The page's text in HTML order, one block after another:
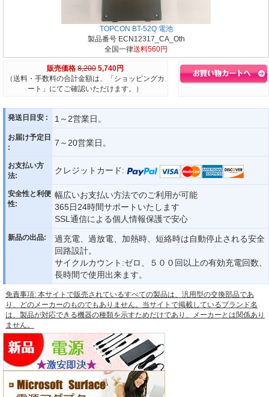
TOPCON BT-52Q 電池
製品番号 ECN12317_CA_Oth
全国一律送料560円
販売価格 8,200 5,740円
（送料・手数料の合計金額は、「ショッピングカ
ート」にてご確認いただけます。）
発送日目安 : 1～2営業日。
お届け予定日
:
7～20営業日。
お支払い方
法:
クレジットカード:
安全性と利便
性:
幅広いお支払い方法でのご利用が可能
365日24時間サポートいたします
SSL通信による個人情報保護で安心
新品の出品:
過充電、過放電、加熱時、短絡時は自動停止される安全
回路設計。
サイクルカウント:ゼロ、５００回以上の有効充電回数、
長時間で使用出来ます。
免責事項: 本サイトで販売されているすべての製品は、汎用型の交換部品であ
り、どのメーカーのものでもありません。当サイトで掲載しているブランド名
は、製品が対応できる機器の種類を示すためだけであり、メーカーとは関係あり
ません。